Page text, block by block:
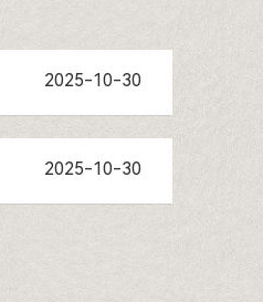
2025-10-30
2025-10-30